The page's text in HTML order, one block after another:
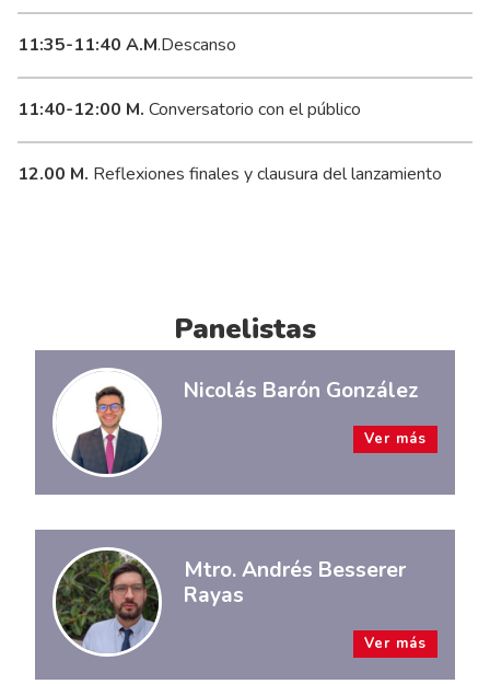
11:35-11:40 A.M.Descanso
11:40-12:00 M. Conversatorio con el público
12.00 M. Reflexiones finales y clausura del lanzamiento
Panelistas
Nicolás Barón González
Ver más
Mtro. Andrés Besserer
Rayas
Ver más